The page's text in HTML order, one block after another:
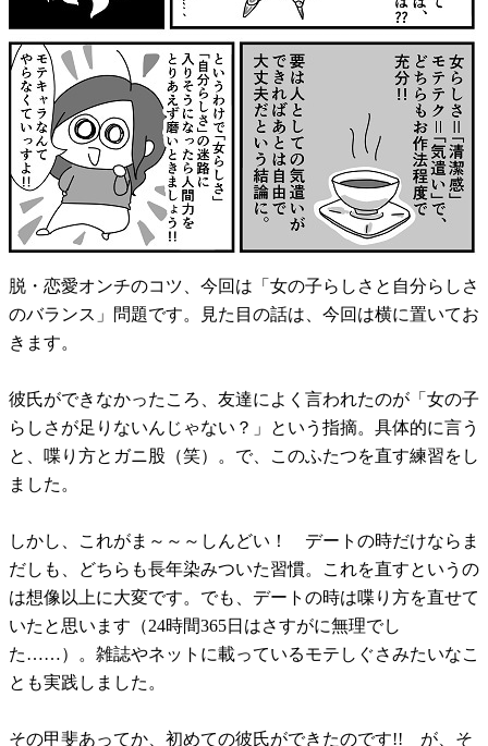
脱・恋愛オンチのコツ、今回は「女の子らしさと自分らしさ
のバランス」問題です。見た目の話は、今回は横に置いてお
きます。
彼氏ができなかったころ、友達によく言われたのが「女の子
らしさが足りないんじゃない？」という指摘。具体的に言う
と、喋り方とガニ股（笑）。で、このふたつを直す練習をし
ました。
しかし、これがま～～～しんどい！ デートの時だけならま
だしも、どちらも長年染みついた習慣。これを直すというの
は想像以上に大変です。でも、デートの時は喋り方を直せて
いたと思います（24時間365日はさすがに無理でし
た……）。雑誌やネットに載っているモテしぐさみたいなこ
とも実践しました。
その甲斐あってか、初めての彼氏ができたのです!! が、そ